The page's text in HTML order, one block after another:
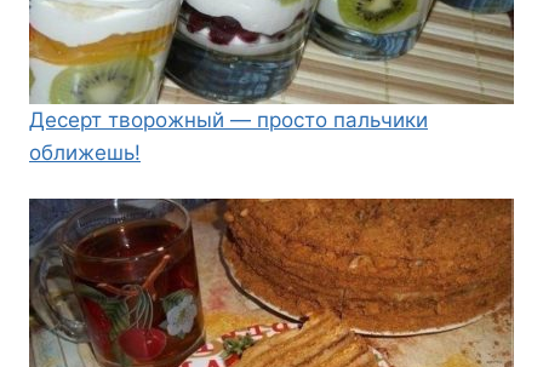
Десерт творожный — просто пальчики
оближешь!